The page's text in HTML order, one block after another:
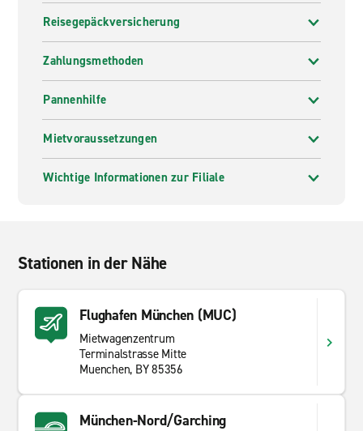
Reisegepäckversicherung
Zahlungsmethoden
Pannenhilfe
Mietvoraussetzungen
Wichtige Informationen zur Filiale
Stationen in der Nähe
Flughafen München (MUC)
Mietwagenzentrum
Terminalstrasse Mitte
Muenchen, BY 85356
München-Nord/Garching